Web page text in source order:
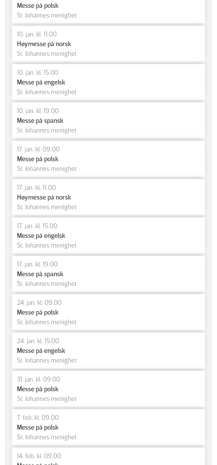
Messe på polsk
St. Johannes menighet
10. jan. kl. 11.00
Høymesse på norsk
St. Johannes menighet
10. jan. kl. 15.00
Messe på engelsk
St. Johannes menighet
10. jan. kl. 19.00
Messe på spansk
St. Johannes menighet
17. jan. kl. 09.00
Messe på polsk
St. Johannes menighet
17. jan. kl. 11.00
Høymesse på norsk
St. Johannes menighet
17. jan. kl. 15.00
Messe på engelsk
St. Johannes menighet
17. jan. kl. 19.00
Messe på spansk
St. Johannes menighet
24. jan. kl. 09.00
Messe på polsk
St. Johannes menighet
24. jan. kl. 15.00
Messe på engelsk
St. Johannes menighet
31. jan. kl. 09.00
Messe på polsk
St. Johannes menighet
7. feb. kl. 09.00
Messe på polsk
St. Johannes menighet
14. feb. kl. 09.00